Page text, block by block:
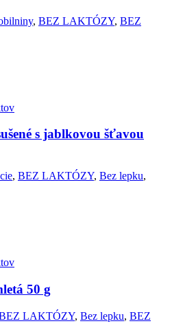
, BEZ LAKTÓZY, BEZ
s jablkovou šťavou
, BEZ LAKTÓZY, Bez lepku,
50 g
LAKTÓZY, Bez lepku, BEZ